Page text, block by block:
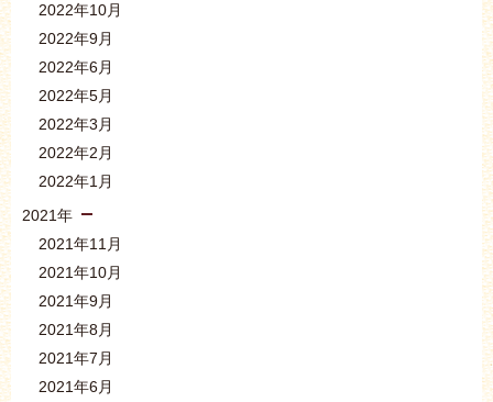
2022年10月
2022年9月
2022年6月
2022年5月
2022年3月
2022年2月
2022年1月
2021年
2021年11月
2021年10月
2021年9月
2021年8月
2021年7月
2021年6月